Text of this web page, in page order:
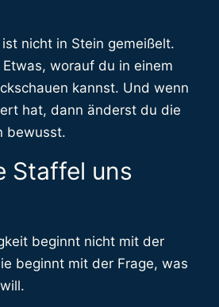
nicht in Stein gemeißelt.
worauf du in einem
kannst. Und wenn
hat, dann änderst du die
bewusst.
Staffel uns
beginnt nicht mit der
beginnt mit der Frage, was